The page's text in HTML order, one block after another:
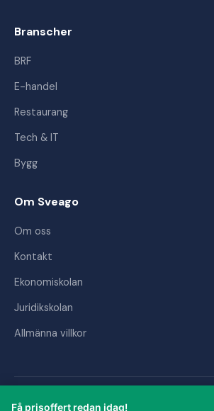
Branscher
BRF
E-handel
Restaurang
Tech & IT
Bygg
Om Sveago
Om oss
Kontakt
Ekonomiskolan
Juridikskolan
Allmänna villkor
© 2026 Sveago AB. Alla rättigheter
Få prisoffert redan idag!